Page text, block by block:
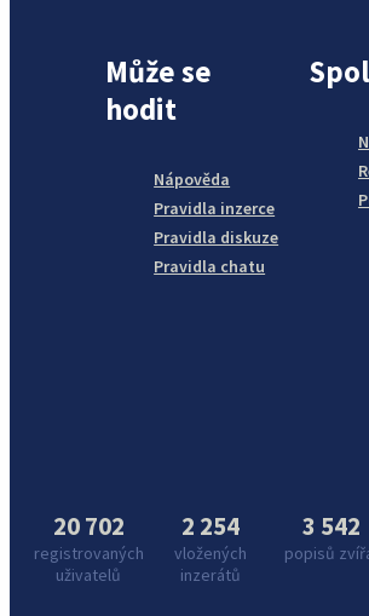
Může se
hodit
Nápověda
Pravidla inzerce
Pravidla diskuze
Pravidla chatu
20 702
registrovaných
uživatelů
2 254
vložených
inzerátů
3 542
popisů